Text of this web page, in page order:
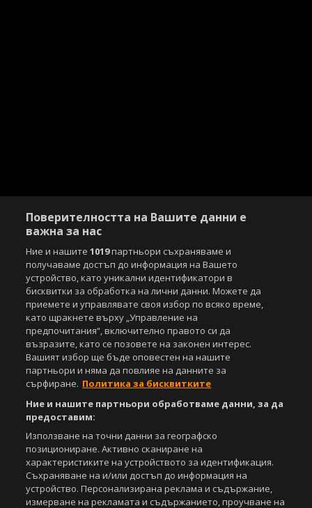
Поверителността на Вашите данни е
важна за нас
Ние и нашите1019партньори съхраняваме и
получаваме достъп до информация на Вашето
устройство, като уникални идентификатори в
бисквитки за обработка на лични данни. Можете да
приемете и управлявате своя избор по всяко време,
като щракнете върху „Управление на
предпочитания“, включително правото си да
възразите, като се позовете на законен интерес.
Вашият избор ще бъде оповестен на нашите
партньори и няма да повлияе на данните за
сърфиране. Политика за бисквитките
Ние и нашите партньори обработваме данни, за да
предоставим:
Използване на точни данни за географско
позициониране. Активно сканиране на
характеристиките на устройството за идентификация.
Съхраняване на и/или достъп до информация на
устройство. Персонализирана реклама и съдържание,
измерване на рекламата и съдържанието, проучване на